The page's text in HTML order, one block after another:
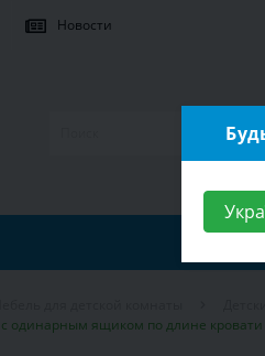
Новости
одинарным ящиком по длине